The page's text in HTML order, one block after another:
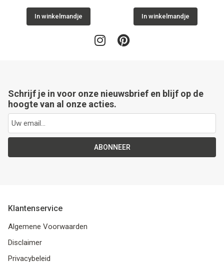
In winkelmandje In winkelmandje
Schrijf je in voor onze nieuwsbrief en blijf op de
hoogte van al onze acties.
ABONNEER
Klantenservice
Algemene Voorwaarden
Disclaimer
Privacybeleid